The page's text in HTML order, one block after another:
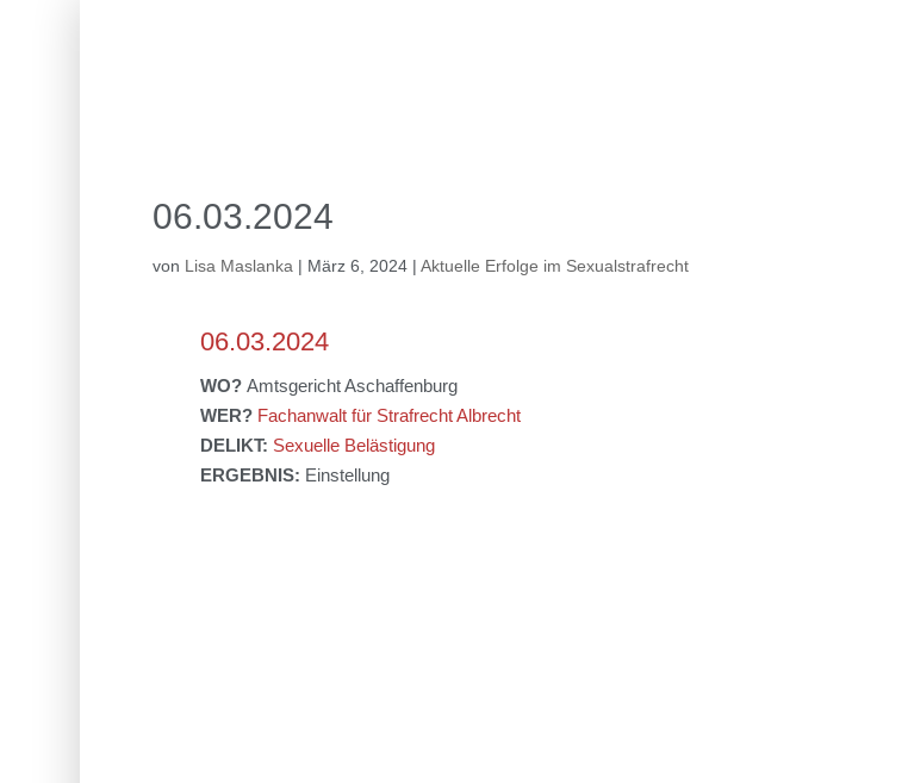
06.03.2024
von Lisa Maslanka| März 6, 2024| Aktuelle Erfolge im Sexualstrafrecht
06.03.2024
WO? Amtsgericht Aschaffenburg
WER? Fachanwalt für Strafrecht Albrecht
DELIKT: Sexuelle Belästigung
ERGEBNIS: Einstellung